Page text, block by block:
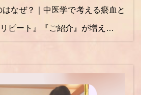
なぜ？｜中医学で考える瘀血と
ート』『ご紹介』が増え…